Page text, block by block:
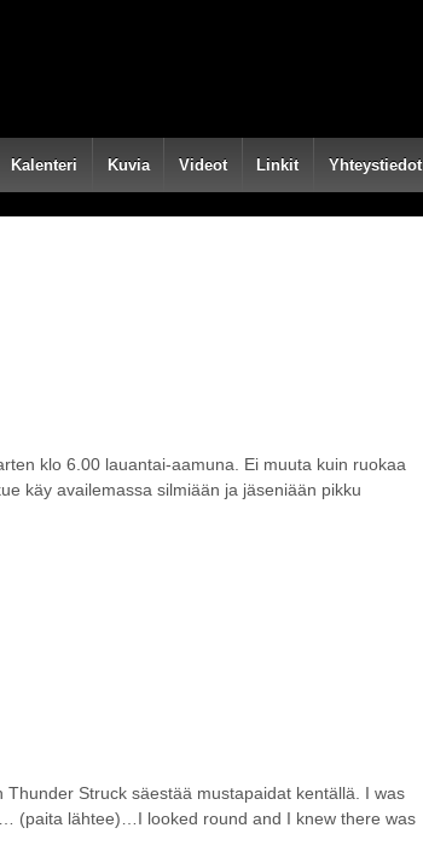
Kalenteri Kuvia Videot Linkit Yhteystiedot
klo 6.00 lauantai-aamuna. Ei muuta kuin ruokaa
käy availemassa silmiään ja jäseniään pikku
Struck säestää mustapaidat kentällä. I was
(paita lähtee)…I looked round and I knew there was